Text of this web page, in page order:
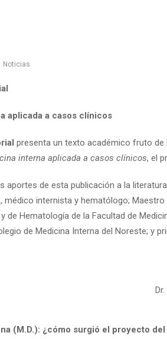
Noticias
aplicada a casos clínicos
presenta un texto académico fruto de
interna aplicada a casos clínicos, el
aportes de esta publicación a la
médico internista y hematólogo;
de Hematología de la Facultad de
de Medicina Interna del Noreste; y
(M.D.): ¿cómo surgió el proyecto